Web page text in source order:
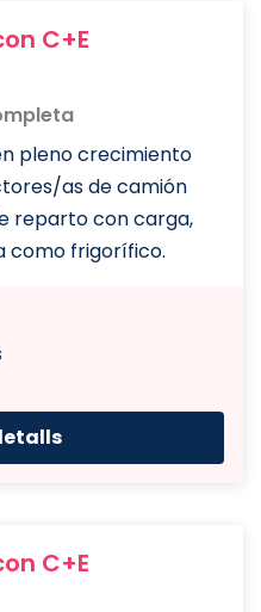
C+E
pleno crecimiento
as de camión
reparto con carga,
como frigorífico.
C+E